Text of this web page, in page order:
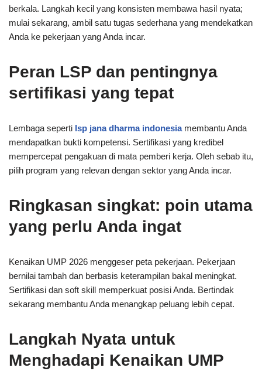
berkala. Langkah kecil yang konsisten membawa hasil nyata;
mulai sekarang, ambil satu tugas sederhana yang mendekatkan
Anda ke pekerjaan yang Anda incar.
Peran LSP dan pentingnya
sertifikasi yang tepat
Lembaga seperti lsp jana dharma indonesiamembantu Anda
mendapatkan bukti kompetensi. Sertifikasi yang kredibel
mempercepat pengakuan di mata pemberi kerja. Oleh sebab itu,
pilih program yang relevan dengan sektor yang Anda incar.
Ringkasan singkat: poin utama
yang perlu Anda ingat
Kenaikan UMP 2026 menggeser peta pekerjaan. Pekerjaan
bernilai tambah dan berbasis keterampilan bakal meningkat.
Sertifikasi dan soft skill memperkuat posisi Anda. Bertindak
sekarang membantu Anda menangkap peluang lebih cepat.
Langkah Nyata untuk
Menghadapi Kenaikan UMP